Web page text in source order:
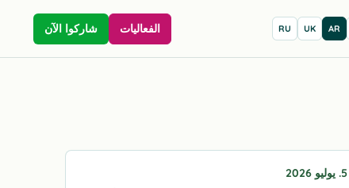
AR
UK
RU الفعاليات شاركوا الآن
5. يوليو 2026